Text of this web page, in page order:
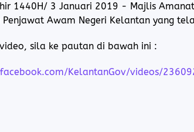
1440H/ 3 Januari 2019 - Majlis
Penjawat Awam Negeri Kelantan yang
sila ke pautan di bawah ini :
KelantanGov/videos/